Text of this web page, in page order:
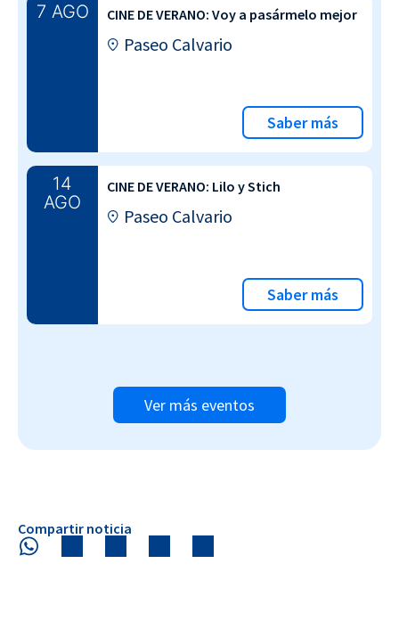
7 AGO CINE DE VERANO: Voy a pasármelo mejor
Paseo Calvario
Saber más
14
AGO
CINE DE VERANO: Lilo y Stich
Paseo Calvario
Saber más
Ver más eventos
Compartir noticia